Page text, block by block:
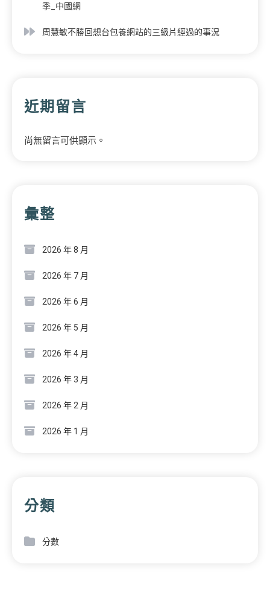
季_中國網
周慧敏不勝回想台包養網站的三級片經過的事況
近期留言
尚無留言可供顯示。
彙整
2026 年 8 月
2026 年 7 月
2026 年 6 月
2026 年 5 月
2026 年 4 月
2026 年 3 月
2026 年 2 月
2026 年 1 月
分類
分數